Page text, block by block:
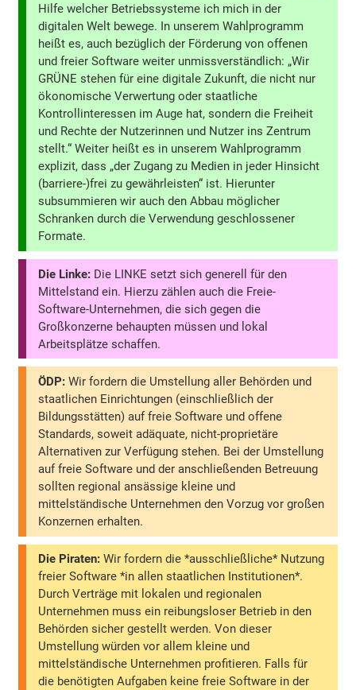
Hilfe welcher Betriebssysteme ich mich in der
digitalen Welt bewege. In unserem Wahlprogramm
heißt es, auch bezüglich der Förderung von offenen
und freier Software weiter unmissverständlich: „Wir
GRÜNE stehen für eine digitale Zukunft, die nicht nur
ökonomische Verwertung oder staatliche
Kontrollinteressen im Auge hat, sondern die Freiheit
und Rechte der Nutzerinnen und Nutzer ins Zentrum
stellt.“ Weiter heißt es in unserem Wahlprogramm
explizit, dass „der Zugang zu Medien in jeder Hinsicht
(barriere-)frei zu gewährleisten“ ist. Hierunter
subsummieren wir auch den Abbau möglicher
Schranken durch die Verwendung geschlossener
Formate.
Die Linke: Die LINKE setzt sich generell für den
Mittelstand ein. Hierzu zählen auch die Freie-
Software-Unternehmen, die sich gegen die
Großkonzerne behaupten müssen und lokal
Arbeitsplätze schaffen.
ÖDP: Wir fordern die Umstellung aller Behörden und
staatlichen Einrichtungen (einschließlich der
Bildungsstätten) auf freie Software und offene
Standards, soweit adäquate, nicht-proprietäre
Alternativen zur Verfügung stehen. Bei der Umstellung
auf freie Software und der anschließenden Betreuung
sollten regional ansässige kleine und
mittelständische Unternehmen den Vorzug vor großen
Konzernen erhalten.
Die Piraten: Wir fordern die *ausschließliche* Nutzung
freier Software *in allen staatlichen Institutionen*.
Durch Verträge mit lokalen und regionalen
Unternehmen muss ein reibungsloser Betrieb in den
Behörden sicher gestellt werden. Von dieser
Umstellung würden vor allem kleine und
mittelständische Unternehmen profitieren. Falls für
die benötigten Aufgaben keine freie Software in der